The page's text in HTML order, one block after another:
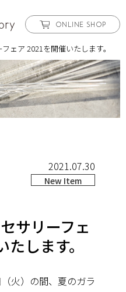
ONLINE SHOP
ェア 2021を開催いたします。
2021.07.30
New Item
サリーフェ
します。
火）の間、夏のガラ